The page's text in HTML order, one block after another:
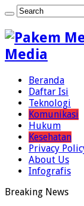
Media
Beranda
Daftar Isi
Teknologi
Komunikasi
Hukum
Kesehatan
Privacy
About Us
Infografis
Breaking News